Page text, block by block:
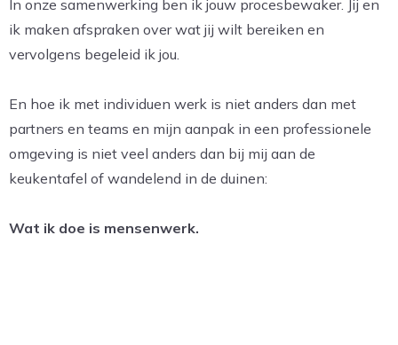
In onze samenwerking ben ik jouw procesbewaker. Jij en
ik maken afspraken over wat jij wilt bereiken en
vervolgens begeleid ik jou.
En hoe ik met individuen werk is niet anders dan met
partners en teams en mijn aanpak in een professionele
omgeving is niet veel anders dan bij mij aan de
keukentafel of wandelend in de duinen:
Wat ik doe is mensenwerk.